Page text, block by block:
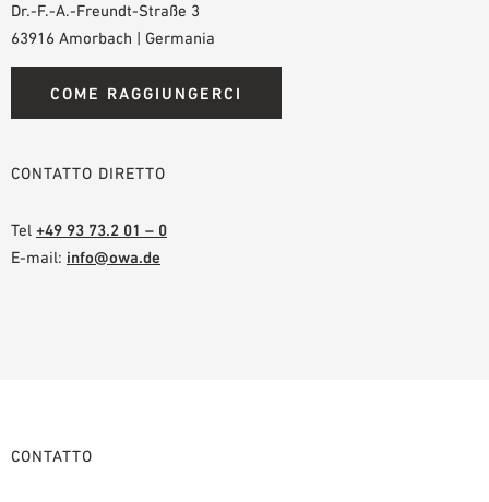
Dr.-F.-A.-Freundt-Straße 3
63916 Amorbach | Germania
COME RAGGIUNGERCI
CONTATTO DIRETTO
Tel +49 93 73.2 01 – 0
E-mail: info@owa.de
CONTATTO